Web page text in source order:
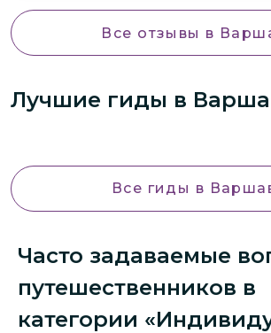
Все отзывы в
Лучшие гиды в
Все гиды в
Часто задаваемые
путешественников в
категории